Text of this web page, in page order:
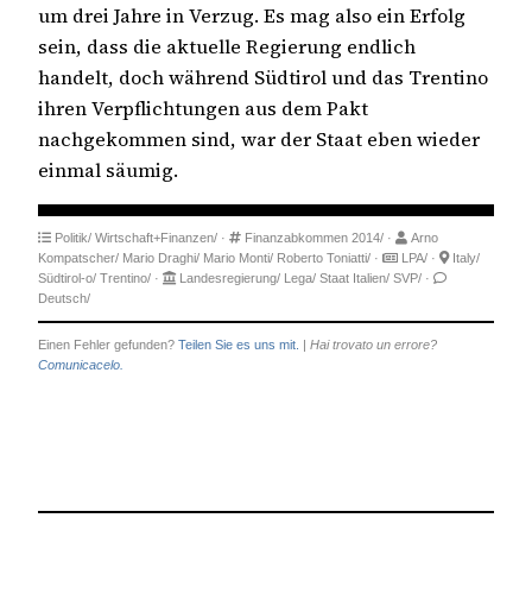
um drei Jahre in Verzug. Es mag also ein Erfolg
sein, dass die aktuelle Regierung endlich
handelt, doch während Südtirol und das Trentino
ihren Verpflichtungen aus dem Pakt
nachgekommen sind, war der Staat eben wieder
einmal säumig.
Politik/ Wirtschaft+Finanzen/ · Finanzabkommen 2014/ ·
Arno
Kompatscher/ Mario Draghi/ Mario Monti/ Roberto Toniatti/ · LPA/ ·
Italy/
Südtirol-o/ Trentino/ · Landesregierung/ Lega/ Staat Italien/ SVP/ ·
Deutsch/
Einen Fehler gefunden? Teilen Sie es uns mit.
Hai trovato un errore?
Comunicacelo.